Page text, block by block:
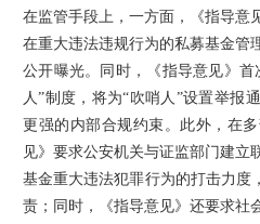
在监管手段上，一方面，《指导意
在重大违法违规行为的私募基金管
公开曝光。同时，《指导意见》
人”制度，将为“吹哨人”设置举报
更强的内部合规约束。此外，在
见》要求公安机关与证监部门建立
基金重大违法犯罪行为的打击力度
责；同时，《指导意见》还要求社